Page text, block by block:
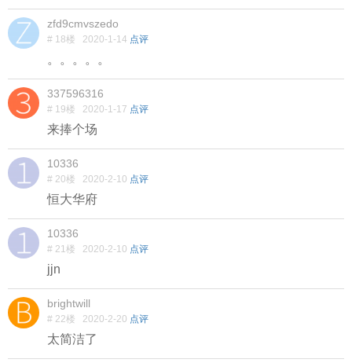
zfd9cmvszedo
# 18楼 2020-1-14 点评
。。。。。
337596316
# 19楼 2020-1-17 点评
来捧个场
10336
# 20楼 2020-2-10 点评
恒大华府
10336
# 21楼 2020-2-10 点评
jjn
brightwill
# 22楼 2020-2-20 点评
太简洁了